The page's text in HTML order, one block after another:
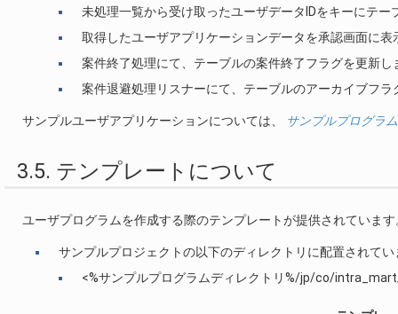
未処理一覧から受け取ったユーザデータIDをキーにテー
取得したユーザアプリケーションデータを承認画面に表
案件終了処理にて、テーブルの案件終了フラグを更新し
案件退避処理リスナーにて、テーブルのアーカイブフラ
サンプルユーザアプリケーションについては、 サンプルプログラム
3.5. テンプレートについて
ユーザプログラムを作成する際のテンプレートが提供されています
サンプルプロジェクトの以下のディレクトリに配置されてい
<%サンプルプログラムディレクトリ%/jp/co/